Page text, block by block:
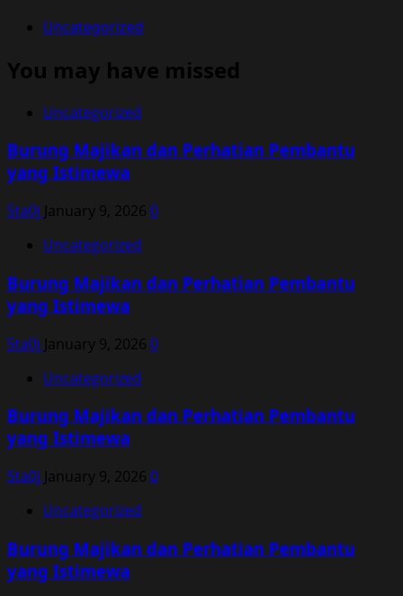
Uncategorized
You may have missed
Uncategorized
Burung Majikan dan Perhatian Pembantu
yang Istimewa
5ta0j January 9, 2026 0
Uncategorized
Burung Majikan dan Perhatian Pembantu
yang Istimewa
5ta0j January 9, 2026 0
Uncategorized
Burung Majikan dan Perhatian Pembantu
yang Istimewa
5ta0j January 9, 2026 0
Uncategorized
Burung Majikan dan Perhatian Pembantu
yang Istimewa